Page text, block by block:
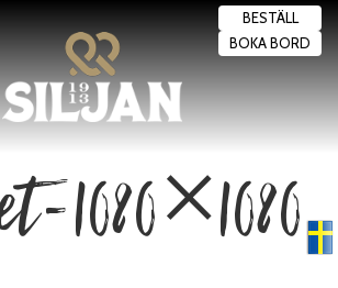
BESTÄLL
BOKA BORD
1080×1080Swedish
▼